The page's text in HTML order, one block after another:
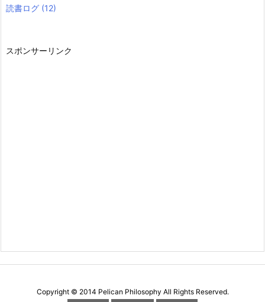
読書ログ (12)
スポンサーリンク
Copyright © 2014 Pelican Philosophy All Rights Reserved.